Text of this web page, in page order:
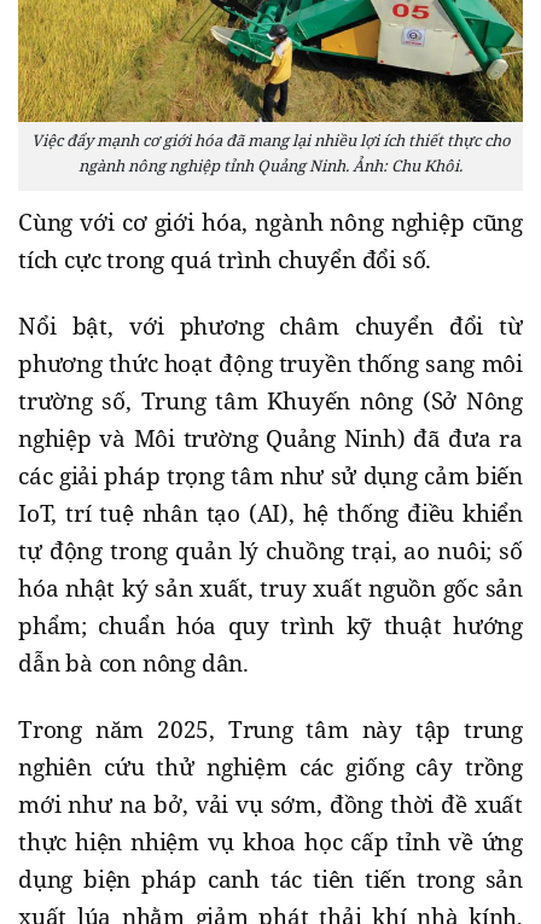
Việc đẩy mạnh cơ giới hóa đã mang lại nhiều lợi ích thiết thực cho
ngành nông nghiệp tỉnh Quảng Ninh. Ảnh: Chu Khôi.
Cùng với cơ giới hóa, ngành nông nghiệp cũng
tích cực trong quá trình chuyển đổi số.
Nổi bật, với phương châm chuyển đổi từ
phương thức hoạt động truyền thống sang môi
trường số, Trung tâm Khuyến nông (Sở Nông
nghiệp và Môi trường Quảng Ninh) đã đưa ra
các giải pháp trọng tâm như sử dụng cảm biến
IoT, trí tuệ nhân tạo (AI), hệ thống điều khiển
tự động trong quản lý chuồng trại, ao nuôi; số
hóa nhật ký sản xuất, truy xuất nguồn gốc sản
phẩm; chuẩn hóa quy trình kỹ thuật hướng
dẫn bà con nông dân.
Trong năm 2025, Trung tâm này tập trung
nghiên cứu thử nghiệm các giống cây trồng
mới như na bở, vải vụ sớm, đồng thời đề xuất
thực hiện nhiệm vụ khoa học cấp tỉnh về ứng
dụng biện pháp canh tác tiên tiến trong sản
xuất lúa nhằm giảm phát thải khí nhà kính,